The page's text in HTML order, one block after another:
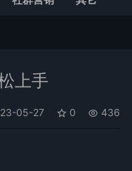
上手
05-27 0 436